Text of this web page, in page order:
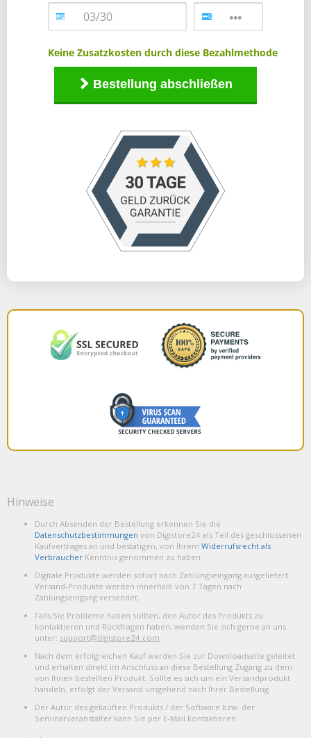
Keine Zusatzkosten durch diese Bezahlmethode
Bestellung abschließen
Hinweise
Durch Absenden der Bestellung erkennen Sie die
Datenschutzbestimmungen von Digistore24 als Teil des geschlossenen
Kaufvertrages an und bestätigen, von Ihrem Widerrufsrecht als
Verbraucher Kenntnis genommen zu haben.
Digitale Produkte werden sofort nach Zahlungseingang ausgeliefert.
Versand-Produkte werden innerhalb von 7 Tagen nach
Zahlungseingang versendet.
Falls Sie Probleme haben sollten, den Autor des Produkts zu
kontaktieren und Rückfragen haben, wenden Sie sich gerne an uns
unter: support@digistore24.com
Nach dem erfolgreichen Kauf werden Sie zur Downloadseite geleitet
und erhalten direkt im Anschluss an diese Bestellung Zugang zu dem
von Ihnen bestellten Produkt. Sollte es sich um ein Versandprodukt
handeln, erfolgt der Versand umgehend nach Ihrer Bestellung.
Der Autor des gekauften Produkts / der Software bzw. der
Seminarveranstalter kann Sie per E-Mail kontaktieren.